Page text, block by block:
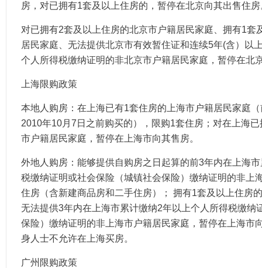
房，对已拥有1套及以上住房的，暂停在北京向其出售住房
对已拥有2套及以上住房的北京市户籍居民家庭、拥有1套
居民家庭、无法提供北京市有效暂住证和连续5年(含）以
个人所得税缴纳证明的非北京市户籍居民家庭，暂停在北
上海限购政策
本地人购房：在上海已有1套住房的上海市户籍居民家庭
2010年10月7日之前购买的），限购1套住房；对在上海
市户籍居民家庭，暂停在上海市向其售房。
外地人购房：能够提供自购房之日起算的前3年内在上海
税缴纳证明或社会保险（城镇社会保险）缴纳证明的非上
住房（含新建商品房和二手住房）； 拥有1套及以上住房
无法提供3年内在上海市累计缴纳2年以上个人所得税缴纳
保险）缴纳证明的非上海市户籍居民家庭，暂停在上海市
身人士不允许在上海买房。
广州限购政策